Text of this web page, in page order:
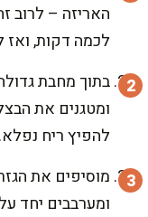
האריזה – לרוב
לכמה דקות, ואז
בתוך מחבת
ומטגנים את
להפיץ ריח נפלא.
מוסיפים את